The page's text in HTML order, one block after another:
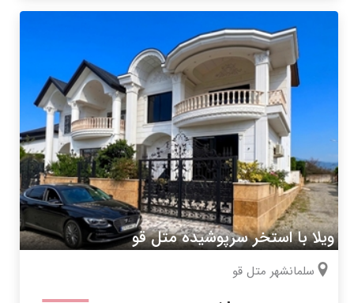
ویلا با استخر سرپوشیده متل قو
سلمانشهر متل قو